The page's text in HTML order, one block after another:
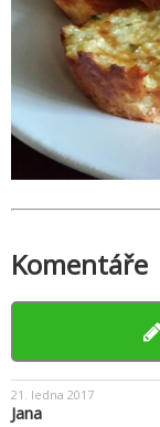
Komentáře
21. ledna 2017
Jana